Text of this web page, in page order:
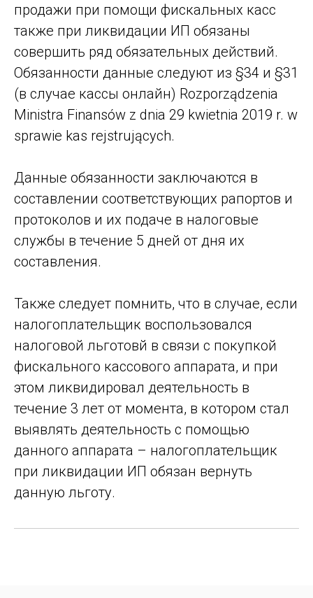
продажи при помощи фискальных касс
также при ликвидации ИП обязаны
совершить ряд обязательных действий.
Обязанности данные следуют из §34 и §31
(в случае кассы онлайн) Rozporządzenia
Ministra Finansów z dnia 29 kwietnia 2019 r. w
sprawie kas rejstrujących.
Данные обязанности заключаются в
составлении соответствующих рапортов и
протоколов и их подаче в налоговые
службы в течение 5 дней от дня их
составления.
Также следует помнить, что в случае, если
налогоплательщик воспользовался
налоговой льготовй в связи с покупкой
фискального кассового аппарата, и при
этом ликвидировал деятельность в
течение 3 лет от момента, в котором стал
выявлять деятельность с помощью
данного аппарата – налогоплательщик
при ликвидации ИП обязан вернуть
данную льготу.
КОМАНДА
КОНТАКТЫ
© 2026 ALG Legal
Подпишитесь на полезные материалы
Подписаться
ПОЛЕЗНЫЕ МАТЕРИАЛЫ
РЕФЕРАЛЬНАЯ
Политика конфиденциальности
УСЛУГИ
ODPOWIEDZIALNOŚCIĄ
Warszawa, Polska
Numer KRS: 0000913167
NIP 5213935094